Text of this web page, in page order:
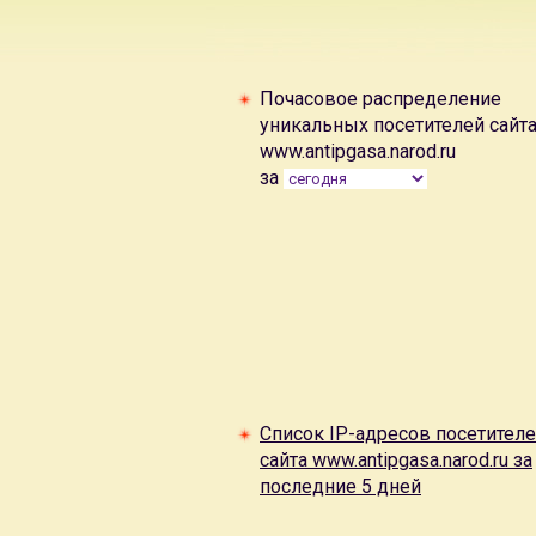
Почасовое распределение
уникальных посетителей сайта
www.antipgasa.narod.ru
за
Список IP-адресов
сайта www.antipgasa.narod.ru за
последние 5 дней